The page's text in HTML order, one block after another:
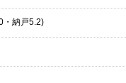
・納戸5.2)